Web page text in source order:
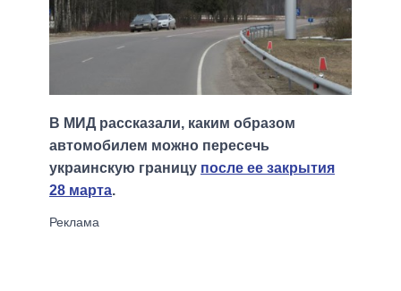
В МИД рассказали, каким образом
автомобилем можно пересечь
украинскую границу после ее закрытия
28 марта.